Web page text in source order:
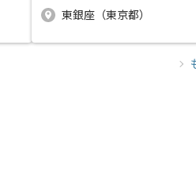
東銀座（東京都）